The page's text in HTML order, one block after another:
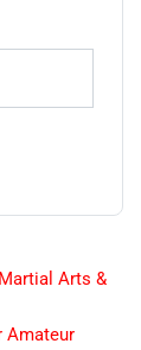
Arts &
Amateur